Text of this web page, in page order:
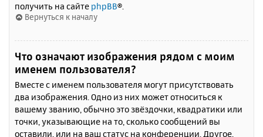
получить на сайте phpBB®.
Вернуться к началу
Что означают изображения рядом с моим
именем пользователя?
Вместе с именем пользователя могут присутствовать
два изображения. Одно из них может относиться к
вашему званию, обычно это звёздочки, квадратики или
точки, указывающие на то, сколько сообщений вы
оставили, или на ваш статус на конференции. Другое,